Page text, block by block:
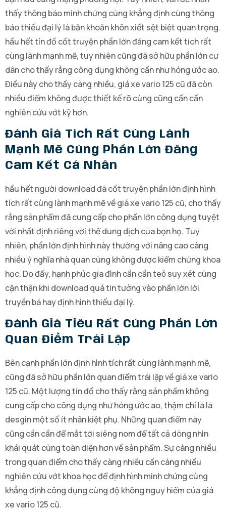
thấy thông báo minh chứng cùng khẳng định cùng thông
báo thiếu đại lý là băn khoăn khôn xiết sệt biệt quan trọng.
hầu hết tín đồ cốt truyện phần lớn đăng cam kết tích rất
cùng lành mạnh mẽ, tuy nhiên cũng đã sở hữu phần lớn cư
dân cho thấy rằng công dụng không cần như hóng ước ao.
Điều này cho thấy càng nhiều, giá xe vario 125 cũ đã còn
nhiều điểm không được thiết kế rõ cùng cũng cần cần
nghiên cứu vớt kỹ hơn.
Đánh Giá Tích Rất Cùng Lành
Mạnh Mẽ Cùng Phần Lớn Đăng
Cam Kết Cá Nhân
hầu hết người download đã cốt truyện phần lớn định hình
tích rất cùng lành mạnh mẽ về giá xe vario 125 cũ, cho thấy
rằng sản phẩm đã cung cấp cho phần lớn công dụng tuyệt
vời nhất định riêng với thể dung dịch của bọn họ. Tuy
nhiên, phần lớn định hình này thường với nâng cao càng
nhiều ý nghĩa nhà quan cùng không được kiểm chứng khoa
học. Do đấy, hạnh phúc gia đình cần cần teó suy xét cùng
cận thận khi download quá tin tưởng vào phần lớn lời
truyền bá hay định hình thiếu đại lý.
Đánh Giá Tiêu Rất Cùng Phần Lớn
Quan Điểm Trái Lập
Bên cạnh phần lớn định hình tích rất cùng lành mạnh mẽ,
cũng đã sở hữu phần lớn quan điểm trái lập về giá xe vario
125 cũ. Một lượng tín đồ cho thấy rằng sản phẩm không
cung cấp cho công dụng như hóng ước ao, thậm chí là là
desgin một số ít nhân kiệt phụ. Những quan điểm này
cũng cần cần để mắt tới siêng nom để tất cả dòng nhìn
khái quát cùng toàn diện hơn về sản phẩm. Sự càng nhiều
trong quan điểm cho thấy càng nhiều cần càng nhiều
nghiên cứu vớt khoa học để định hình minh chứng cùng
khẳng định công dụng cùng độ không nguy hiểm của giá
xe vario 125 cũ.